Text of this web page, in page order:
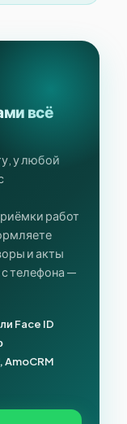
всё
у любой
работ
и акты
телефона —
Face ID
AmoCRM